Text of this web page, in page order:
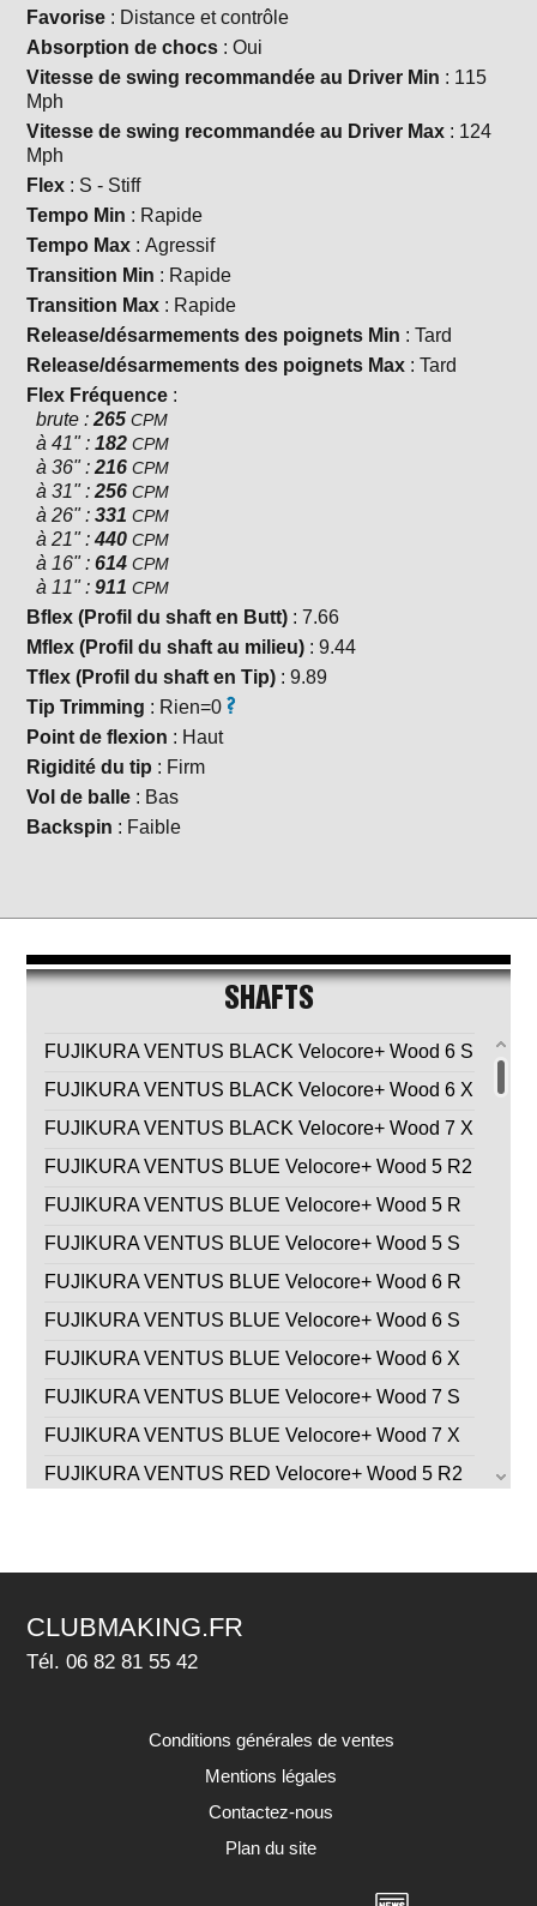
Favorise : Distance et contrôle
Absorption de chocs : Oui
Vitesse de swing recommandée au Driver Min : 115
Mph
Vitesse de swing recommandée au Driver Max : 124
Mph
Flex : S - Stiff
Tempo Min : Rapide
Tempo Max : Agressif
Transition Min : Rapide
Transition Max : Rapide
Release/désarmements des poignets Min : Tard
Release/désarmements des poignets Max : Tard
Flex Fréquence :
brute :265 CPM
à 41" :182 CPM
à 36" :216 CPM
à 31" :256 CPM
à 26" :331 CPM
à 21" :440 CPM
à 16" :614 CPM
à 11" :911 CPM
Bflex (Profil du shaft en Butt) : 7.66
Mflex (Profil du shaft au milieu) : 9.44
Tflex (Profil du shaft en Tip) : 9.89
Tip Trimming : Rien=0
Point de flexion : Haut
Rigidité du tip : Firm
Vol de balle : Bas
Backspin : Faible
SHAFTS
FUJIKURA VENTUS BLACK Velocore+ Wood 6 S
FUJIKURA VENTUS BLACK Velocore+ Wood 6 X
FUJIKURA VENTUS BLACK Velocore+ Wood 7 X
FUJIKURA VENTUS BLUE Velocore+ Wood 5 R2
FUJIKURA VENTUS BLUE Velocore+ Wood 5 R
FUJIKURA VENTUS BLUE Velocore+ Wood 5 S
FUJIKURA VENTUS BLUE Velocore+ Wood 6 R
FUJIKURA VENTUS BLUE Velocore+ Wood 6 S
FUJIKURA VENTUS BLUE Velocore+ Wood 6 X
FUJIKURA VENTUS BLUE Velocore+ Wood 7 S
FUJIKURA VENTUS BLUE Velocore+ Wood 7 X
FUJIKURA VENTUS RED Velocore+ Wood 5 R2
FUJIKURA VENTUS RED Velocore+ Wood 6 S
FUJIKURA VENTUS RED Velocore+ Wood 6 X
GRAPHITE DESIGN TOUR AD CQ Wood 5 R1
GRAPHITE DESIGN TOUR AD CQ Wood 6 S
GRAPHITE DESIGN TOUR AD CQ Wood 7 X
GRAPHITE DESIGN TOUR AD DI Hybrid 75 R
GRAPHITE DESIGN TOUR AD DI Hybrid 85 S
CLUBMAKING.FR
Tél. 06 82 81 55 42
Conditions générales de ventes
Mentions légales
Contactez-nous
Plan du site